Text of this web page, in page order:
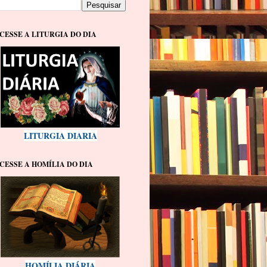
A LITURGIA DO DIA
LITURGIA DIARIA
A HOMÍLIA DO DIA